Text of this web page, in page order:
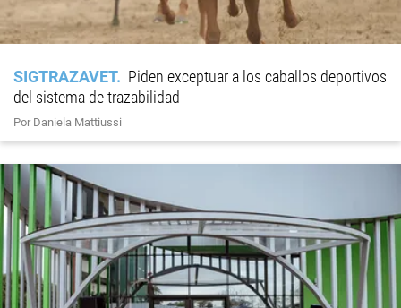
SIGTRAZAVET
Piden exceptuar a los caballos deportivos
del sistema de trazabilidad
Por Daniela Mattiussi